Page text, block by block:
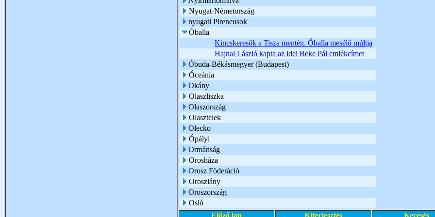
Nyugat-Németország
nyugati Pireneusok
Óballa
Kincskeresők a Tisza mentén. Óballa mesélő múltja
Hajnal László kapta az idei Beke Pál emlékcímet
Óbuda-Békásmegyer (Budapest)
Óceánia
Okány
Olaszliszka
Olaszország
Olasztelek
Olecko
Ópályi
Ormánság
Orosháza
Orosz Föderáció
Oroszlány
Oroszország
Osló
Előző lap
Kiterjesztés Keresés